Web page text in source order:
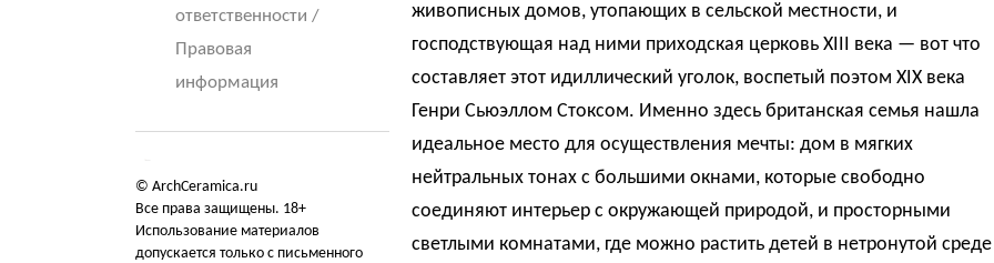
ответственности /
Правовая
информация
© ArchCeramica.ru
Все права защищены. 18+
Использование материалов
допускается только с письменного
живописных домов, утопающих в сельской местности, и
господствующая над ними приходская церковь XIII века — вот что
составляет этот идиллический уголок, воспетый поэтом XIX века
Генри Сьюэллом Стоксом. Именно здесь британская семья нашла
идеальное место для осуществления мечты: дом в мягких
нейтральных тонах с большими окнами, которые свободно
соединяют интерьер с окружающей природой, и просторными
светлыми комнатами, где можно растить детей в нетронутой среде